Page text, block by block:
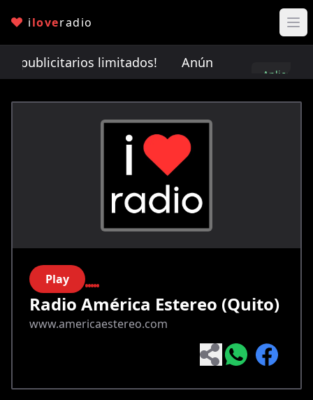
iloveradio
publicitarios limitados! Anúnciate con
Aplica
Play
Radio América Estereo (Quito)
www.americaestereo.com